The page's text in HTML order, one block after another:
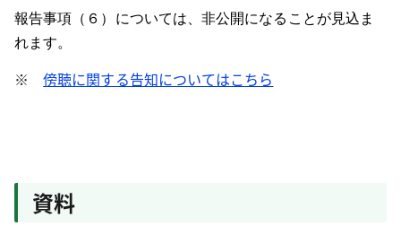
報告事項（６）については、非公開になることが見込ま
れます。
※傍聴に関する告知についてはこちら
資料